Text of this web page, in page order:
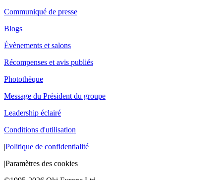
Communiqué de presse
Blogs
Évènements et salons
Récompenses et avis publiés
Photothèque
Message du Président du groupe
Leadership éclairé
Conditions d'utilisation
|Politique de confidentialité
|Paramètres des cookies